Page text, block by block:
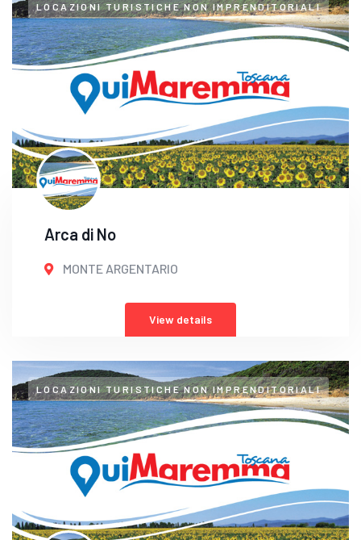
LOCAZIONI TURISTICHE NON IMPRENDITORIALI
Arca di No
MONTE ARGENTARIO
View details
LOCAZIONI TURISTICHE NON IMPRENDITORIALI